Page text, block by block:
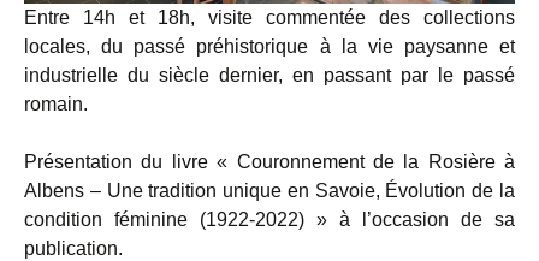
Entre 14h et 18h, visite commentée des collections
locales, du passé préhistorique à la vie paysanne et
industrielle du siècle dernier, en passant par le passé
romain.
Présentation du livre « Couronnement de la Rosière à
Albens – Une tradition unique en Savoie, Évolution de la
condition féminine (1922-2022) » à l’occasion de sa
publication.